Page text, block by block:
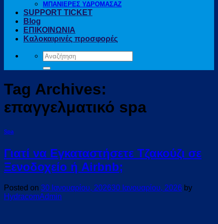
ΜΠΑΝΙΕΡΕΣ ΥΔΡΟΜΑΣΑΖ
SUPPORT TICKET
Blog
ΕΠΙΚΟΙΝΩΝΙΑ
Καλοκαιρινές προσφορές
Αναζήτηση
για:
Tag Archives:
επαγγελματικό spa
Spa
Γιατί να Εγκαταστήσετε Τζακούζι σε
Ξενοδοχείο ή Airbnb;
Posted on 30 Ιανουαρίου, 202630 Ιανουαρίου, 2026 by
HydracomAdmin